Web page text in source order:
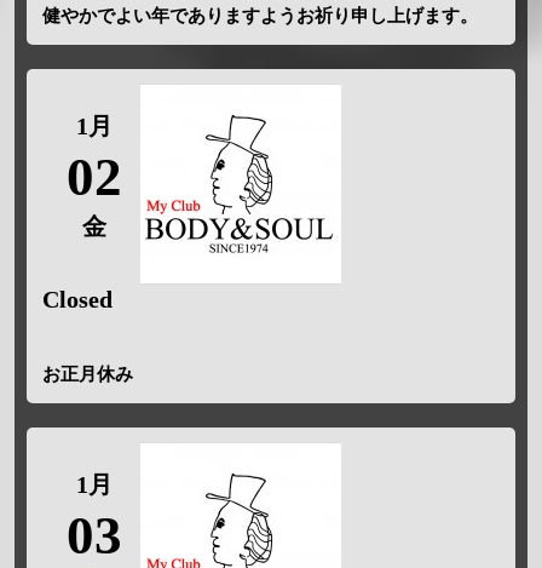
健やかでよい年でありますようお祈り申し上げます。
1月
02
金
Closed
お正月休み
1月
03